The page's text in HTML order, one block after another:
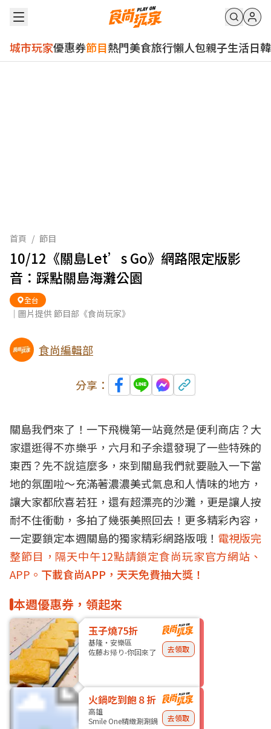
城市玩家優惠券節目熱門美食旅行懶人包親子生活日韓
首頁 / 節目
10/12《關島Let’s Go》網路限定版影
音：踩點關島海灘公園
全台
｜圖片提供 節目部《食尚玩家》
食尚編輯部
分享：
關島我們來了！一下飛機第一站竟然是便利商店？大
家還逛得不亦樂乎，六月和子余還發現了一些特殊的
東西？先不說這麼多，來到關島我們就要融入一下當
地的氛圍啦～充滿著濃濃美式氣息和人情味的地方，
讓大家都欣喜若狂，還有超漂亮的沙灘，更是讓人按
耐不住衝動，多拍了幾張美照回去！更多精彩內容，
一定要鎖定本週關島的獨家精彩網路版哦！ 電視版完
整節目，隔天中午12點請鎖定食尚玩家官方網站、
APP。 下載食尚APP，天天免費抽大獎！
本週優惠券，領起來
玉子燒75折
基隆・安樂區
佐藤お帰り-你回來了
去領取
火鍋吃到飽８折
高雄
Smile One精緻涮涮鍋
去領取